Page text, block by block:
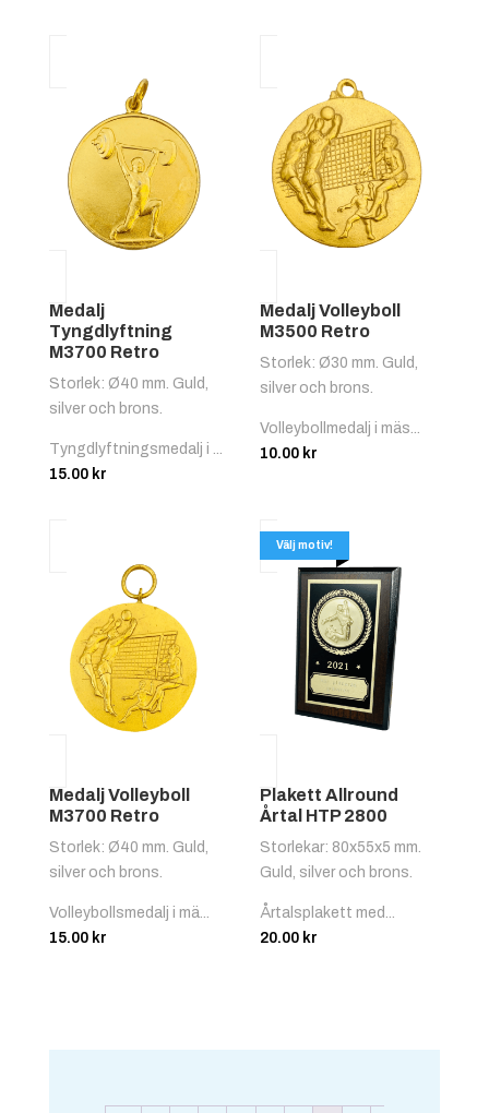
Medalj
Tyngdlyftning
M3700 Retro
Storlek: Ø40 mm. Guld,
silver och brons.
Tyngdlyftningsmedalj i ...
15.00 kr
Medalj Volleyboll
M3500 Retro
Storlek: Ø30 mm. Guld,
silver och brons.
Volleybollmedalj i mäs...
10.00 kr
Medalj Volleyboll
M3700 Retro
Storlek: Ø40 mm. Guld,
silver och brons.
Volleybollsmedalj i mä...
15.00 kr
Välj motiv!
Plakett Allround
Årtal HTP 2800
Storlekar: 80x55x5 mm.
Guld, silver och brons.
Årtalsplakett med...
20.00 kr